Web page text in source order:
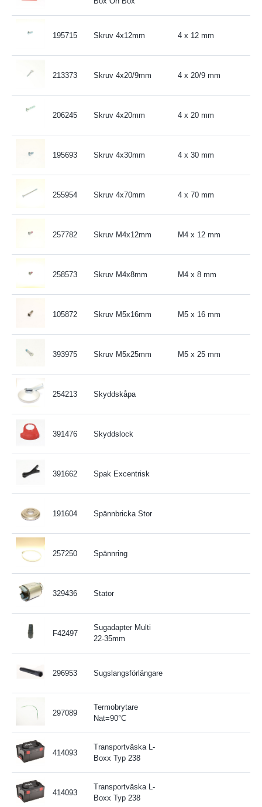
195715 Skruv 4x12mm 4 x 12 mm
213373 Skruv 4x20/9mm 4 x 20/9 mm
206245 Skruv 4x20mm 4 x 20 mm
195693 Skruv 4x30mm 4 x 30 mm
255954 Skruv 4x70mm 4 x 70 mm
257782 Skruv M4x12mm M4 x 12 mm
258573 Skruv M4x8mm M4 x 8 mm
105872 Skruv M5x16mm M5 x 16 mm
393975 Skruv M5x25mm M5 x 25 mm
254213 Skyddskåpa
391476 Skyddslock
391662 Spak Excentrisk
191604 Spännbricka Stor
257250 Spännring
329436 Stator
F42497
Sugadapter Multi
22-35mm
296953 Sugslangsförlängare
297089
Termobrytare
Nat=90°C
414093
Transportväska L-
Boxx Typ 238
414093
Transportväska L-
Boxx Typ 238